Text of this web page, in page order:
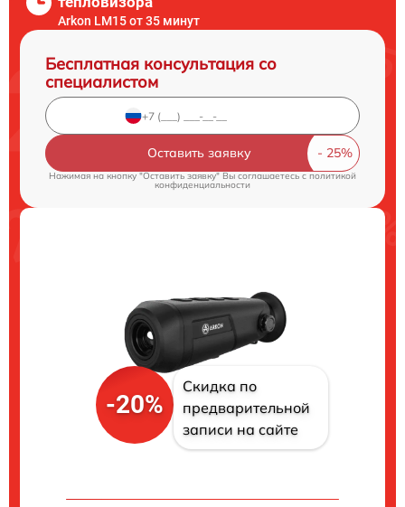
Arkon LM15 от 35 минут
Бесплатная консультация со
специалистом
Оставить заявку
Нажимая на кнопку "Оставить заявку" Вы соглашаетесь c политикой
конфиденциальности
-20%
Скидка по
предварительной
записи на сайте